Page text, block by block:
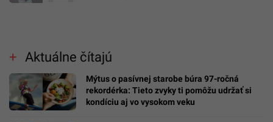
Aktuálne čítajú
Mýtus o pasívnej starobe búra 97-ročná
rekordérka: Tieto zvyky ti pomôžu udržať si
kondíciu aj vo vysokom veku